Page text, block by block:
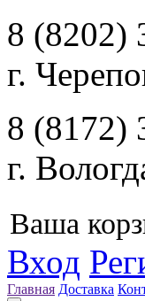
8 (8202)
г.
8 (8172)
г.
Ваша
Вход
Главная Доставка